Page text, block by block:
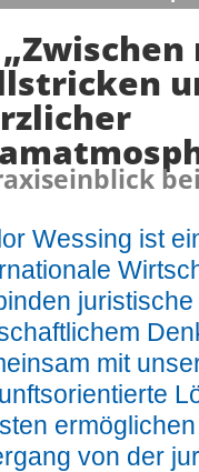
Wessing ist
mit
von der